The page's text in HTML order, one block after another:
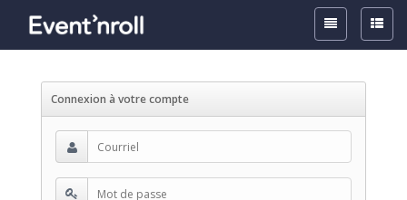
Toggle
Side
Toggle
Top
Navigation
Connexion à votre compte